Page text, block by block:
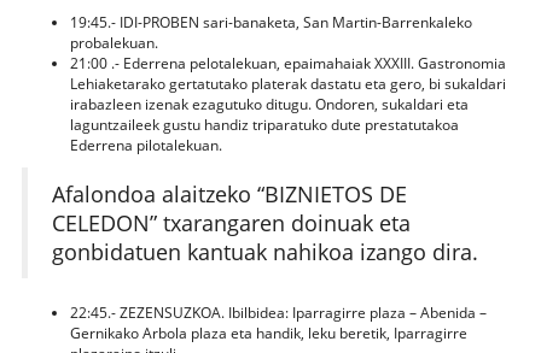
19:45.- IDI-PROBEN sari-banaketa, San Martin-Barrenkaleko
probalekuan.
21:00 .- Ederrena pelotalekuan, epaimahaiak XXXIII. Gastronomia
Lehiaketarako gertatutako platerak dastatu eta gero, bi sukaldari
irabazleen izenak ezagutuko ditugu. Ondoren, sukaldari eta
laguntzaileek gustu handiz triparatuko dute prestatutakoa
Ederrena pilotalekuan.
Afalondoa alaitzeko “BIZNIETOS DE
CELEDON” txarangaren doinuak eta
gonbidatuen kantuak nahikoa izango dira.
22:45.- ZEZENSUZKOA. Ibilbidea: Iparragirre plaza – Abenida –
Gernikako Arbola plaza eta handik, leku beretik, Iparragirre